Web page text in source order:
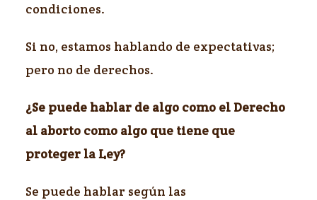
condiciones.
Si no, estamos hablando de expectativas;
pero no de derechos.
¿Se puede hablar de algo como el Derecho
al aborto como algo que tiene que
proteger la Ley?
Se puede hablar según las